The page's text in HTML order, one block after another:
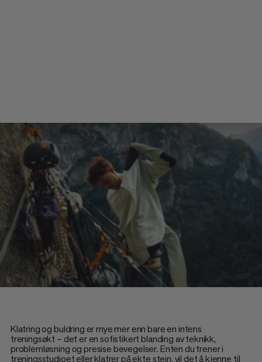
Klatring og buldring er mye mer enn bare en intens
treningsøkt – det er en sofistikert blanding av teknikk,
problemløsning og presise bevegelser. Enten du trener i
treningsstudioet eller klatrer på ekte stein, vil det å kjenne til